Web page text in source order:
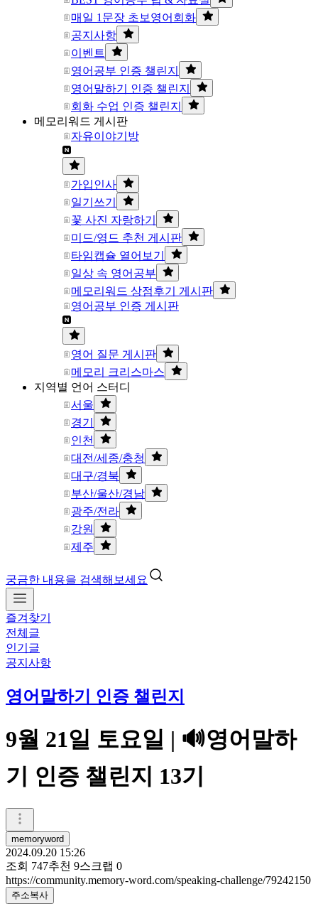
매일 1문장 초보영어회화
공지사항
이벤트
영어공부 인증 챌린지
영어말하기 인증 챌린지
회화 수업 인증 챌린지
메모리워드 게시판
자유이야기방
가입인사
일기쓰기
꽃 사진 자랑하기
미드/영드 추천 게시판
타임캡슐 열어보기
일상 속 영어공부
메모리워드 상점후기 게시판
영어공부 인증 게시판
영어 질문 게시판
메모리 크리스마스
지역별 언어 스터디
서울
경기
인천
대전/세종/충청
대구/경북
부산/울산/경남
광주/전라
강원
제주
궁금한 내용을 검색해보세요
즐겨찾기
전체글
인기글
공지사항
영어말하기 인증 챌린지
9월 21일 토요일 | 🔊영어말하
기 인증 챌린지 13기
memoryword
2024.09.20 15:26
조회 747추천 9스크랩 0
https://community.memory-word.com/speaking-challenge/79242150
주소복사